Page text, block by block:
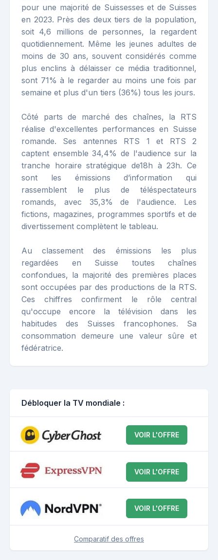
pour une majorité de Suissesses et de Suisses
en 2023. Près des deux tiers de la population,
soit 4,6 millions de personnes, la regardent
quotidiennement. Même les jeunes adultes de
moins de 30 ans, souvent considérés comme
plus enclins à délaisser ce média traditionnel,
sont 71% à le regarder au moins une fois par
semaine et plus d'un tiers (36%) tous les jours.
Côté parts de marché des chaînes, la RTS
réalise d'excellentes performances en Suisse
romande. Ses antennes RTS 1 et RTS 2
captent ensemble 34,4% de l'audience sur la
tranche horaire stratégique de18h à 23h. Ce
sont les émissions d’information qui
rassemblent le plus de téléspectateurs
romands, avec 35,3% de l'audience. Les
fictions, magazines, programmes sportifs et de
divertissement complètent le tableau.
Au classement des émissions les plus
regardées en Suisse toutes chaînes
confondues, la majorité des premières places
sont occupées par des productions de la RTS.
Ces chiffres confirment le rôle central
qu'occupe encore la télévision dans les
habitudes des Suisses francophones. Sa
consommation demeure une valeur sûre et
fédératrice.
Débloquer la TV mondiale :
VOIR L'OFFRE
VOIR L'OFFRE
VOIR L'OFFRE
Comparatif des offres